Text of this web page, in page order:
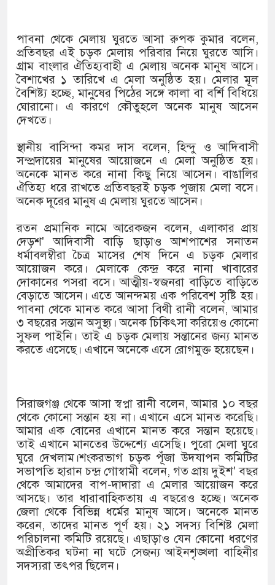
অবশেষে পদত্যাগ করলেন ভারতের
জামায়াত ফেরেশতাদের দল নয়,
পাবনা থেকে মেলায় ঘুরতে আসা রুপক কুমার বলেন,
প্রতিবছর এই চড়ক মেলায় পরিবার নিয়ে ঘুরতে আসি।
গ্রাম বাংলার ঐতিহ্যবাহী এ মেলায় অনেক মানুষ আসে।
বৈশাখের ১ তারিখে এ মেলা অনুষ্ঠিত হয়। মেলার মূল
বৈশিষ্ট্য হচ্ছে, মানুষের পিঠের সঙ্গে কালা বা বর্শি বিধিয়ে
ঘোরানো। এ কারণে কৌতুহলে অনেক মানুষ আসেন
দেখতে।
স্থানীয় বাসিন্দা কমর দাস বলেন, হিন্দু ও আদিবাসী
সম্প্রদায়ের মানুষের আয়োজনে এ মেলা অনুষ্ঠিত হয়।
অনেকে মানত করে নানা কিছু নিয়ে আসেন। বাঙালির
ঐতিহ্য ধরে রাখতে প্রতিবছরই চড়ক পূজায় মেলা বসে।
অনেক দূরের মানুষ এ মেলায় ঘুরতে আসেন।
রতন প্রমানিক নামে আরেকজন বলেন, এলাকার প্রায়
দেড়শ' আদিবাসী বাড়ি ছাড়াও আশপাশের সনাতন
ধর্মাবলম্বীরা চৈত্র মাসের শেষ দিনে এ চড়ক মেলার
আয়োজন করে। মেলাকে কেন্দ্র করে নানা খাবারের
দোকানের পসরা বসে। আত্মীয়-স্বজনরা বাড়িতে বাড়িতে
বেড়াতে আসেন। এতে আনন্দময় এক পরিবেশ সৃষ্টি হয়।
পাবনা থেকে মানত করে আসা বিথী রানী বলেন, আমার
৩ বছরের সন্তান অসুস্থ্য। অনেক চিকিৎসা করিয়েও কোনো
সুফল পাইনি। তাই এ চড়ক মেলায় সন্তানের জন্য মানত
করতে এসেছে। এখানে অনেকে এসে রোগমুক্ত হয়েছেন।
সিরাজগঞ্জ থেকে আসা স্বপ্না রানী বলেন, আমার ১০ বছর
থেকে কোনো সন্তান হয় না। এখানে এসে মানত করেছি।
আমার এক বোনের এখানে মানত করে সন্তান হয়েছে।
তাই এখানে মানতের উদ্দেশ্যে এসেছি। পুরো মেলা ঘুরে
ঘুরে দেখলাম।শংকরভাগ চড়ক পূঁজা উদযাপন কমিটির
সভাপতি হারান চন্দ্র গোস্বামী বলেন, গত প্রায় দুইশ' বছর
থেকে আমাদের বাপ-দাদারা এ মেলার আয়োজন করে
আসছে। তার ধারাবাহিকতায় এ বছরেও হচ্ছে। অনেক
জেলা থেকে বিভিন্ন ধর্মের মানুষ আসে। অনেকে মানত
করেন, তাদের মানত পূর্ণ হয়। ২১ সদস্য বিশিষ্ট মেলা
পরিচালনা কমিটি রয়েছে। এছাড়াও যেন কোনো ধরণের
অপ্রীতিকর ঘটনা না ঘটে সেজন্য আইনশৃঙ্খলা বাহিনীর
সদস্যরা তৎপর ছিলেন।